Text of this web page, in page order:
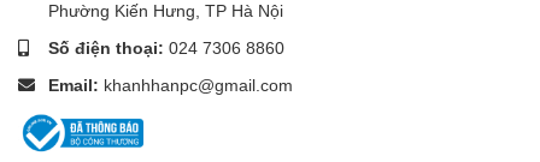
Phường Kiến Hưng, TP Hà Nội
Số điện thoại: 024 7306 8860
Email: khanhhanpc@gmail.com